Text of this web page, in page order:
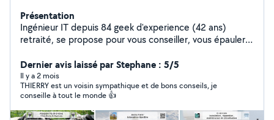
Présentation
Ingénieur IT depuis 84 geek d'experience (42 ans)
retraité, se propose pour vous conseiller, vous épauler ,
réseau domestique .Bref vous aider dans toutes les
matières technologiques : informatique , télé
connectée, wifi cpl réseau domestique imprimantes,
smartphone, sites web , fiche Google business (depuis
94 soit 32 ans), prodigue également un cours de
Dernier avis laissé par Stephane : 5/5
Il y a 2 mois
THIERRY est un voisin sympathique et de bons conseils, je
conseille à tout le monde 👍